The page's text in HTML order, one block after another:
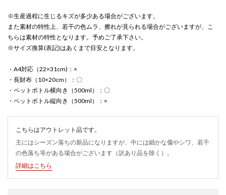
※生産過程に生じるキズが多少ある場合がございます。
また素材の特性上、若干の色ムラ、擦れが見られる場合がございますが、こ
ちらは素材の特性となります。予めご了承下さい。
※サイズ換算(表記)はあくまで目安となります。
・A4対応（22×31cm)：×
・長財布（10×20cm）：〇
・ペットボトル横向き（500ml）：〇
・ペットボトル縦向き（500ml）：×
こちらはアウトレット品です。
主にはシーズン落ちの新品になりますが、中には細かな傷やシワ、若干
の色落ち等がある場合がございます（訳あり品を除く）。
詳細はこちら